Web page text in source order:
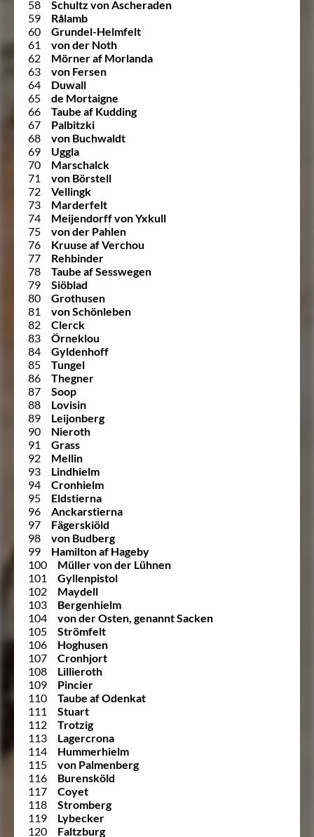
58
Schultz von Ascheraden
59
Rålamb
60
Grundel-Helmfelt
61
von der Noth
62
Mörner af Morlanda
63
von Fersen
64
Duwall
65
de Mortaigne
66
Taube af Kudding
67
Palbitzki
68
von Buchwaldt
69
Uggla
70
Marschalck
71
von Börstell
72
Vellingk
73
Marderfelt
74
Meijendorff von Yxkull
75
von der Pahlen
76
Kruuse af Verchou
77
Rehbinder
78
Taube af Sesswegen
79
Siöblad
80
Grothusen
81
von Schönleben
82
Clerck
83
Örneklou
84
Gyldenhoff
85
Tungel
86
Thegner
87
Soop
88
Lovisin
89
Leijonberg
90
Nieroth
91
Grass
92
Mellin
93
Lindhielm
94
Cronhielm
95
Eldstierna
96
Anckarstierna
97
Fägerskiöld
98
von Budberg
99
Hamilton af Hageby
100
Müller von der Lühnen
101
Gyllenpistol
102
Maydell
103
Bergenhielm
104
von der Osten, genannt Sacken
105
Strömfelt
106
Hoghusen
107
Cronhjort
108
Lillieroth
109
Pincier
110
Taube af Odenkat
111
Stuart
112
Trotzig
113
Lagercrona
114
Hummerhielm
115
von Palmenberg
116
Burensköld
117
Coyet
118
Stromberg
119
Lybecker
120
Faltzburg